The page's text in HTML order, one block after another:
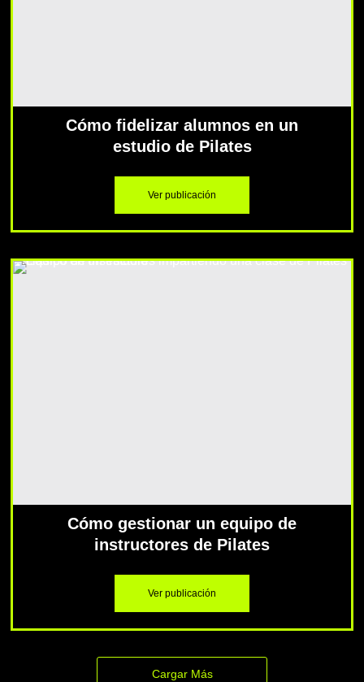
Cómo fidelizar alumnos en un
estudio de Pilates
Ver publicación
Cómo gestionar un equipo de
instructores de Pilates
Ver publicación
Cargar Más